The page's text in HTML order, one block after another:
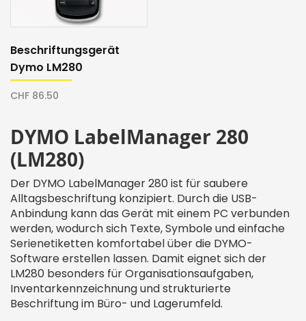
Beschriftungsgerät
Dymo LM280
CHF 86.50
DYMO LabelManager 280
(LM280)
Der DYMO LabelManager 280 ist für saubere
Alltagsbeschriftung konzipiert. Durch die USB-
Anbindung kann das Gerät mit einem PC verbunden
werden, wodurch sich Texte, Symbole und einfache
Serienetiketten komfortabel über die DYMO-
Software erstellen lassen. Damit eignet sich der
LM280 besonders für Organisationsaufgaben,
Inventarkennzeichnung und strukturierte
Beschriftung im Büro- und Lagerumfeld.